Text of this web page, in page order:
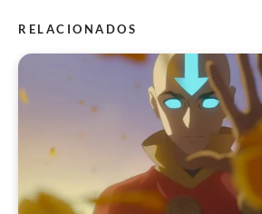
RELACIONADOS